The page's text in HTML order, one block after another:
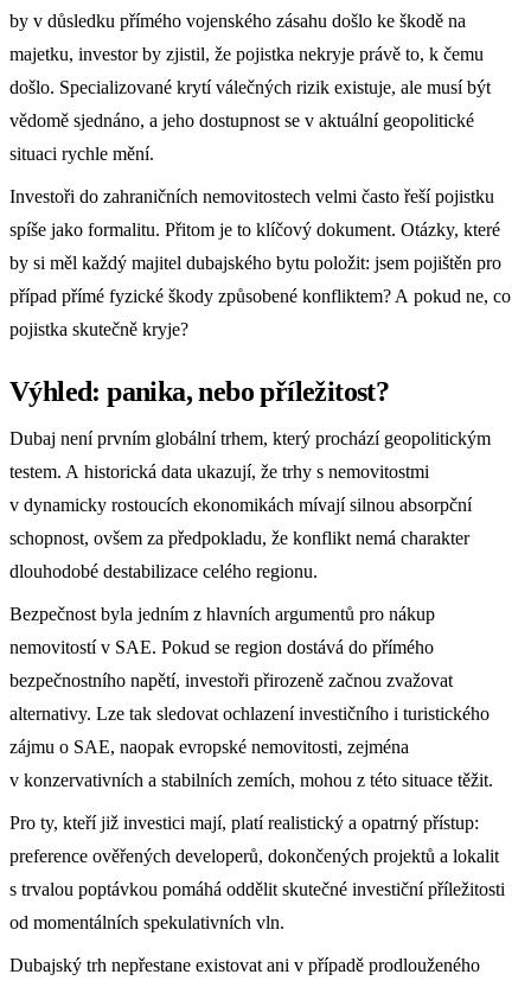
by v důsledku přímého vojenského zásahu došlo ke škodě na
majetku, investor by zjistil, že pojistka nekryje právě to, k čemu
došlo. Specializované krytí válečných rizik existuje, ale musí být
vědomě sjednáno, a jeho dostupnost se v aktuální geopolitické
situaci rychle mění.
Investoři do zahraničních nemovitostech velmi často řeší pojistku
spíše jako formalitu. Přitom je to klíčový dokument. Otázky, které
by si měl každý majitel dubajského bytu položit: jsem pojištěn pro
případ přímé fyzické škody způsobené konfliktem? A pokud ne, co
pojistka skutečně kryje?
Výhled: panika, nebo příležitost?
Dubaj není prvním globální trhem, který prochází geopolitickým
testem. A historická data ukazují, že trhy s nemovitostmi
v dynamicky rostoucích ekonomikách mívají silnou absorpční
schopnost, ovšem za předpokladu, že konflikt nemá charakter
dlouhodobé destabilizace celého regionu.
Bezpečnost byla jedním z hlavních argumentů pro nákup
nemovitostí v SAE. Pokud se region dostává do přímého
bezpečnostního napětí, investoři přirozeně začnou zvažovat
alternativy. Lze tak sledovat ochlazení investičního i turistického
zájmu o SAE, naopak evropské nemovitosti, zejména
v konzervativních a stabilních zemích, mohou z této situace těžit.
Pro ty, kteří již investici mají, platí realistický a opatrný přístup:
preference ověřených developerů, dokončených projektů a lokalit
s trvalou poptávkou pomáhá oddělit skutečné investiční příležitosti
od momentálních spekulativních vln.
Dubajský trh nepřestane existovat ani v případě prodlouženého